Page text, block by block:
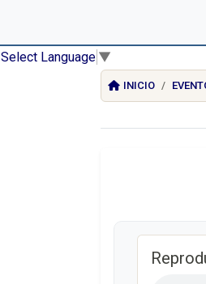
Select Language ▼
INICIO